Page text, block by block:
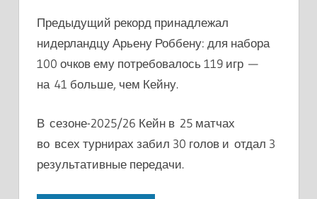
Предыдущий рекорд принадлежал
нидерландцу Арьену Роббену: для набора
100 очков ему потребовалось 119 игр —
на 41 больше, чем Кейну.
В сезоне-2025/26 Кейн в 25 матчах
во всех турнирах забил 30 голов и отдал 3
результативные передачи.